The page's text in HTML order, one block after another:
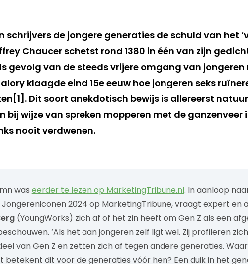
schrijvers de jongere generaties de schuld van het
Chaucer schetst rond 1380 in één van zijn
gevolg van de steeds vrijere omgang van jongeren
klaagde eind 15e eeuw hoe jongeren seks
Dit soort anekdotisch bewijs is allereerst
bij wijze van spreken mopperen met de ganzenveer
nooit verdwenen.
was eerder te lezen op MarketingTribune.nl. In aanloop
2024 op MarketingTribune, vraagt expert en
(YoungWorks) zich af of het zin heeft om Gen Z als een
‘Als het aan jongeren zelf ligt wel. Zij profileren
van Gen Z en zetten zich af tegen andere generaties.
betekent dit voor de generaties vóór hen? Een duik in het